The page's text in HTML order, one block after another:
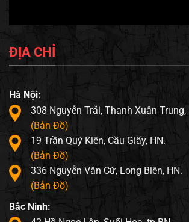
ĐỊA CHỈ
Hà Nội:
308 Nguyễn Trãi, Thanh Xuân Trung,
(Bản Đồ)
19 Trần Quý Kiên, Cầu Giấy, HN.
(Bản Đồ)
336 Nguyễn Văn Cừ, Long Biên, HN.
(Bản Đồ)
Bắc Ninh: